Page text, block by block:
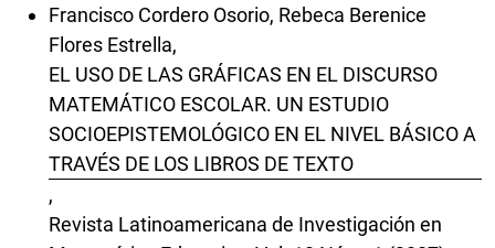
Francisco Cordero Osorio, Rebeca Berenice
Flores Estrella,
EL USO DE LAS GRÁFICAS EN EL DISCURSO
MATEMÁTICO ESCOLAR. UN ESTUDIO
SOCIOEPISTEMOLÓGICO EN EL NIVEL BÁSICO A
TRAVÉS DE LOS LIBROS DE TEXTO
,
Revista Latinoamericana de Investigación en